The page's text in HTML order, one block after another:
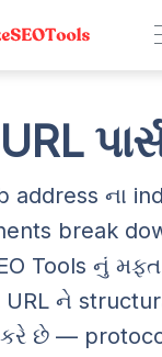
URL
address ના
break
Tools નું
ને
છે —